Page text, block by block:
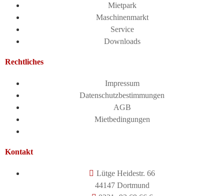
Mietpark
Maschinenmarkt
Service
Downloads
Rechtliches
Impressum
Datenschutzbestimmungen
AGB
Mietbedingungen
Kontakt
Lütge Heidestr. 66
44147 Dortmund